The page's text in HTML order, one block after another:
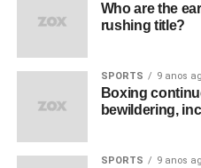
Who are the
rushing title?
SPORTS 9 anos
Boxing
bewildering,
SPORTS 9 anos